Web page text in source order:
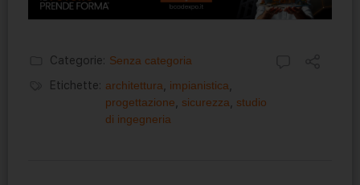
Categorie: Senza categoria
Etichette: architettura impianistica
progettazione
sicurezza
studio
di ingegneria